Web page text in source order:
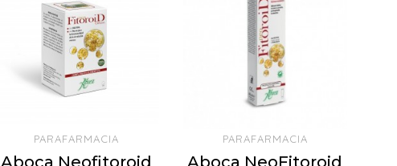
PARAFARMACIA
Aboca Neofitoroid
PARAFARMACIA
Aboca NeoFitoroid